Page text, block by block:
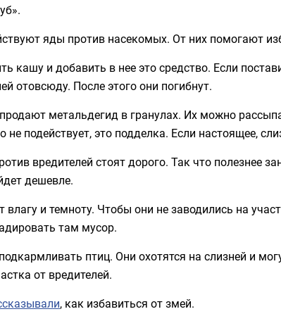
яды против насекомых. От них помогают
кашу и добавить в нее это средство. Если
отовсюду. После этого они погибнут.
метальдегид в гранулах. Их можно
не подействует, это подделка. Если настоящее,
вредителей стоят дорого. Так что полезнее
дешевле.
влагу и темноту. Чтобы они не заводились на
там мусор.
птиц. Они охотятся на слизней и
от вредителей.
, как избавиться от змей.